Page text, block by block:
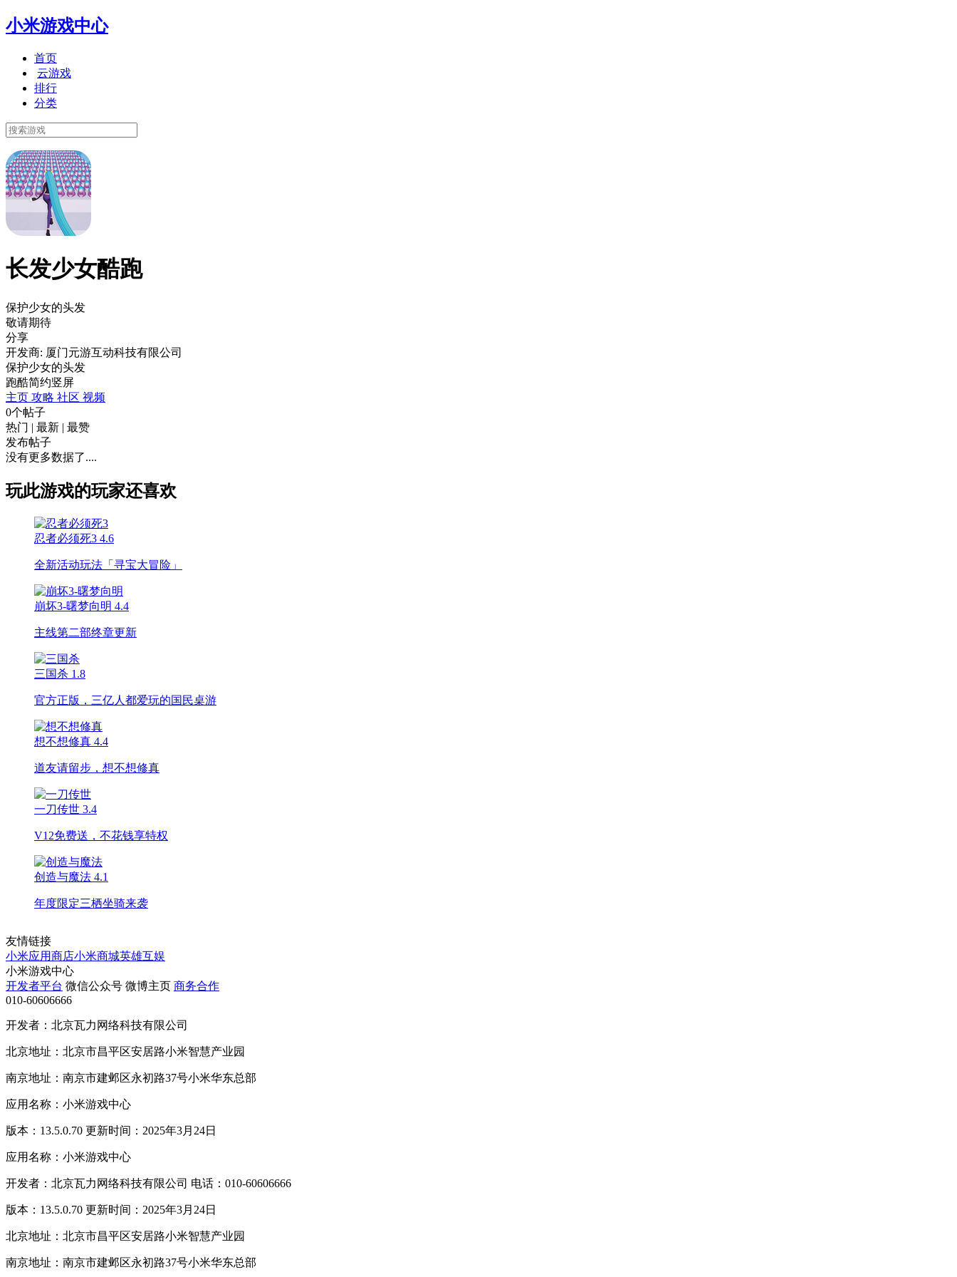
小米游戏中心
首页
云游戏
排行
分类
长发少女酷跑
保护少女的头发
敬请期待
分享
开发商: 厦门元游互动科技有限公司
保护少女的头发
跑酷简约竖屏
主页 攻略 社区 视频
0个帖子
热门 | 最新 | 最赞
发布帖子
没有更多数据了....
玩此游戏的玩家还喜欢
忍者必须死3 4.6
全新活动玩法「寻宝大冒险」
崩坏3-曙梦向明 4.4
主线第二部终章更新
三国杀 1.8
官方正版，三亿人都爱玩的国民桌游
想不想修真 4.4
道友请留步，想不想修真
一刀传世 3.4
V12免费送，不花钱享特权
创造与魔法 4.1
年度限定三栖坐骑来袭
友情链接
小米应用商店小米商城英雄互娱
小米游戏中心
开发者平台 微信公众号 微博主页 商务合作
010-60606666
开发者：北京瓦力网络科技有限公司
北京地址：北京市昌平区安居路小米智慧产业园
南京地址：南京市建邺区永初路37号小米华东总部
应用名称：小米游戏中心
版本：13.5.0.70 更新时间：2025年3月24日
应用名称：小米游戏中心
开发者：北京瓦力网络科技有限公司 电话：010-60606666
版本：13.5.0.70 更新时间：2025年3月24日
北京地址：北京市昌平区安居路小米智慧产业园
南京地址：南京市建邺区永初路37号小米华东总部